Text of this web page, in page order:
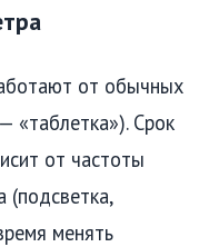
от обычных
«таблетка»). Срок
от частоты
(подсветка,
менять